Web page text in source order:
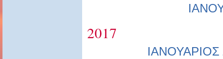
2017
ΙΑΝΟΥΑΡΙΟΣ